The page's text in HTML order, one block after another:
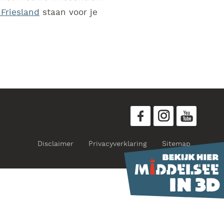
staan voor je
Disclaimer Privacyverklaring Sitemap